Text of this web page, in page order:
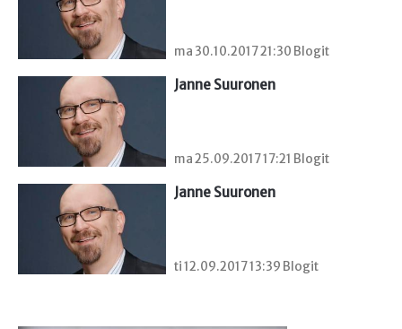
ma 30.10.2017 21:30 Blogit
Janne Suuronen
ma 25.09.2017 17:21 Blogit
Janne Suuronen
ti 12.09.2017 13:39 Blogit